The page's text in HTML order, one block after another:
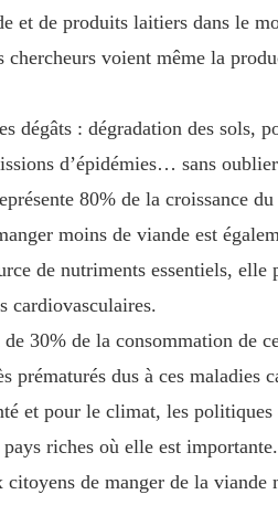
et de produits laitiers dans le
voient même la
dégâts : dégradation des sols,
d’épidémies… sans
80% de la croissance du
moins de viande est
de nutriments essentiels, elle
cardiovasculaires.
30% de la consommation de
prématurés dus à ces maladies
et pour le climat, les
riches où elle est
citoyens de manger de la